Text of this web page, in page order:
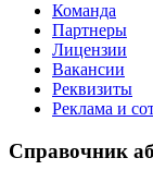
Команда
Партнеры
Лицензии
Вакансии
Реквизиты
Реклама и
Справочник